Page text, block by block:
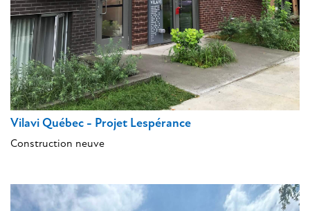
Vilavi Québec - Projet Lespérance
Construction neuve